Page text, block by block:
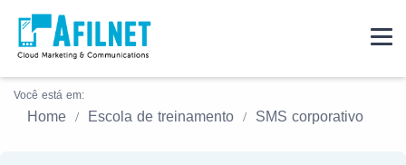
Você está em:
Home Escola de treinamento SMS corporativo